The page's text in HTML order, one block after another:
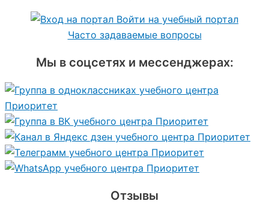
Войти на учебный портал
Часто задаваемые вопросы
Мы в соцсетях и мессенджерах:
Отзывы